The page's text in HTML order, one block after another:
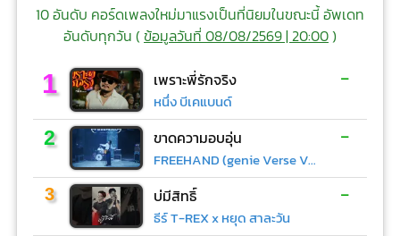
10 อันดับ คอร์ดเพลงใหม่มาแรงเป็นที่นิยมในขณะนี้ อัพเดท
อันดับทุกวัน (ข้อมูลวันที่ 08/08/2569 | 20:00)
1 เพราะพี่รักจริง
หนึ่ง บีเคแบนด์
-
2 ขาดความอบอุ่น
FREEHAND (genie Verse Vol.1)
-
3 บ่มีสิทธิ์
ธีร์ T-REX x หยุด สาละวัน
-